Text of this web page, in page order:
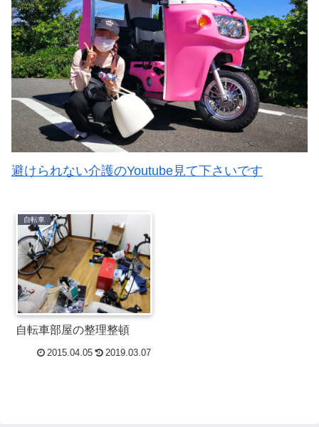
避けられない介護のYoutube見て下さいです
自転車
自転車部屋の整理整頓
2015.04.05 2019.03.07